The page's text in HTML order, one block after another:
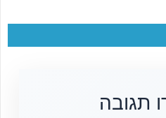
תגובה